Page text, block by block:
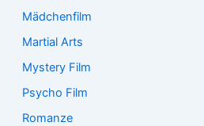
Mädchenfilm
Martial Arts
Mystery Film
Psycho Film
Romanze